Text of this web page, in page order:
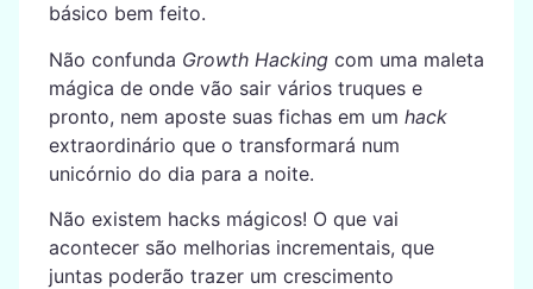
básico bem feito.
Não confunda Growth Hackingcom uma maleta
mágica de onde vão sair vários truques e
pronto, nem aposte suas fichas em um hack
extraordinário que o transformará num
unicórnio do dia para a noite.
Não existem hacks mágicos! O que vai
acontecer são melhorias incrementais, que
juntas poderão trazer um crescimento